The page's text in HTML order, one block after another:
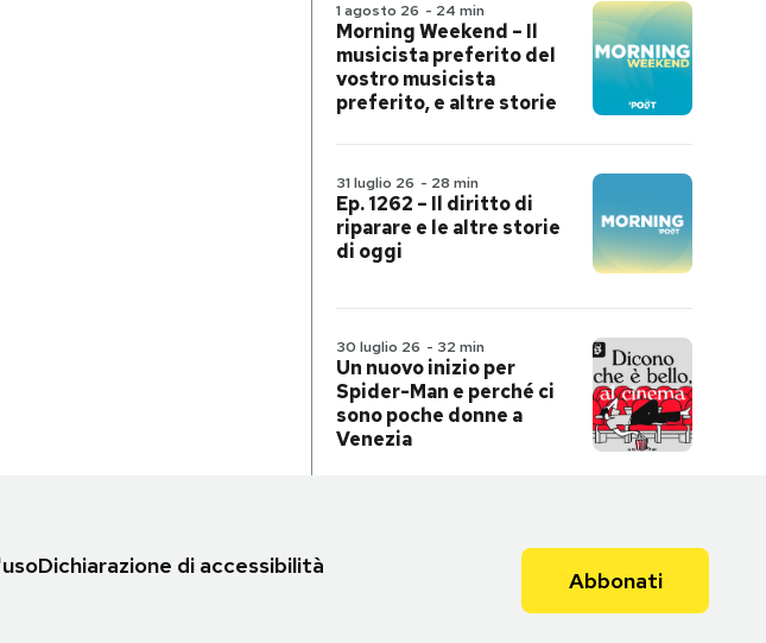
1 agosto 26 - 24 min
Morning Weekend – Il
musicista preferito del
vostro musicista
preferito, e altre storie
31 luglio 26 - 28 min
Ep. 1262 – Il diritto di
riparare e le altre storie
di oggi
30 luglio 26 - 32 min
Un nuovo inizio per
Spider-Man e perché ci
sono poche donne a
Venezia
Dichiarazione di accessibilità
Abbonati